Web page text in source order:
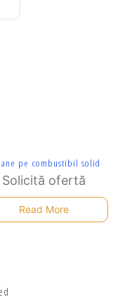
pe combustibil solid
Solicită ofertă
Read More